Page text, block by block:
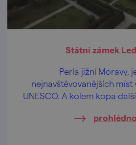
Státní zámek
Perla jižní Moravy,
nejnavštěvovanějších míst
UNESCO. A kolem kopa